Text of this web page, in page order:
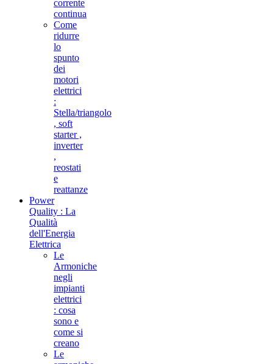
corrente
continua
Come
ridurre
lo
spunto
dei
motori
elettrici
:
Stella/triangolo
, soft
starter ,
inverter
,
reostati
e
reattanze
Power
Quality : La
Qualità
dell'Energia
Elettrica
Le
Armoniche
negli
impianti
elettrici
: cosa
sono e
come si
creano
Le